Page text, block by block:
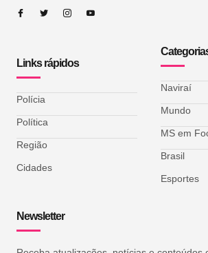
Links rápidos
Polícia
Política
Região
Cidades
Naviraí
Mundo
MS em
Brasil
Esportes
Newsletter